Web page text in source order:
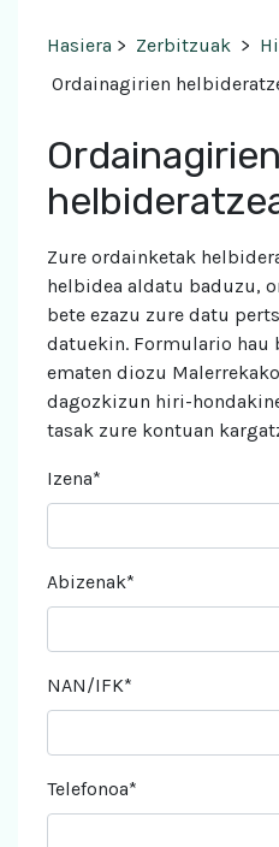
Hasiera > Zerbitzuak >
Ordainagirien
Ordainagirien
Zure ordainketak
helbidea aldatu baduzu,
bete ezazu zure datu
datuekin. Formulario hau
ematen diozu
dagozkizun hiri-
tasak zure kontuan
Izena*
Abizenak*
NAN/IFK*
Telefonoa*